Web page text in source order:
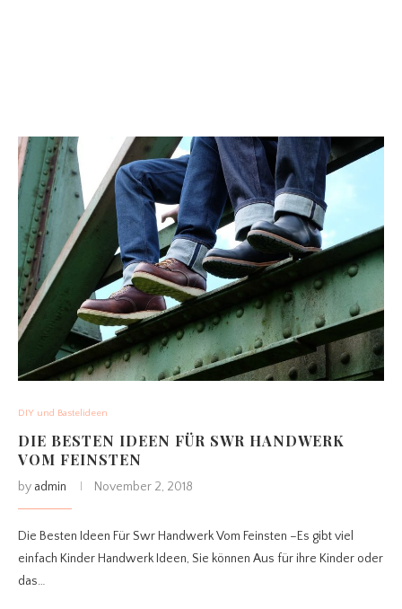
DIY und Bastelideen
DIE BESTEN IDEEN FÜR SWR HANDWERK
VOM FEINSTEN
by admin November 2, 2018
Die Besten Ideen Für Swr Handwerk Vom Feinsten –Es gibt viel
einfach Kinder Handwerk Ideen, Sie können Aus für ihre Kinder oder
das…